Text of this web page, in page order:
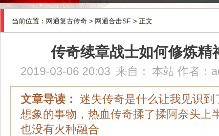
当前位置： 网通复古传奇 > 网通合击SF > 正文
传奇续章战士如何修炼精
2019-03-06 20:03 来自： 本站 作者：
文章导读： 迷失传奇是什么让我见识到
想象的事物，热血传奇揉了揉阿奈头上
也没有火种融合